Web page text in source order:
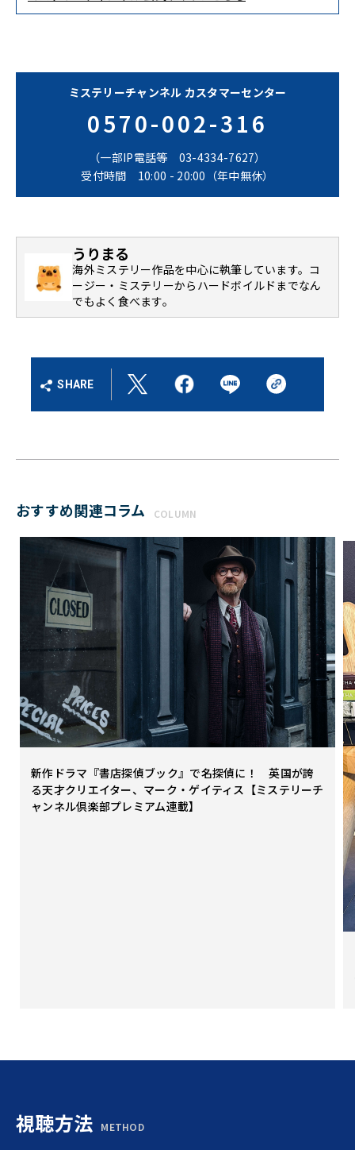
ミステリーチャンネル カスタマーセンター
0570-002-316
（一部IP電話等 03-4334-7627）
受付時間 10:00 - 20:00（年中無休）
うりまる
海外ミステリー作品を中心に執筆しています。コ
ージー・ミステリーからハードボイルドまでなん
でもよく食べます。
SHARE
おすすめ関連コラム COLUMN
新作ドラマ『書店探偵ブック』で名探偵に！ 英国が誇
る天才クリエイター、マーク・ゲイティス【ミステリーチ
ャンネル倶楽部プレミアム連載】
視聴方法 METHOD